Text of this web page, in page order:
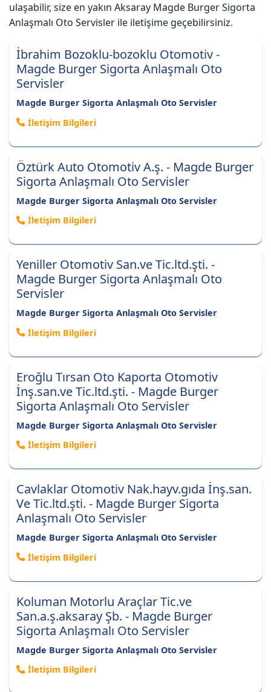
ulaşabilir, size en yakın Aksaray Magde Burger Sigorta
Anlaşmalı Oto Servisler ile iletişime geçebilirsiniz.
İbrahim Bozoklu-bozoklu Otomotiv -
Magde Burger Sigorta Anlaşmalı Oto
Servisler
Magde Burger Sigorta Anlaşmalı Oto Servisler
İletişim Bilgileri
Öztürk Auto Otomotiv A.ş. - Magde Burger
Sigorta Anlaşmalı Oto Servisler
Magde Burger Sigorta Anlaşmalı Oto Servisler
İletişim Bilgileri
Yeniller Otomotiv San.ve Tic.ltd.şti. -
Magde Burger Sigorta Anlaşmalı Oto
Servisler
Magde Burger Sigorta Anlaşmalı Oto Servisler
İletişim Bilgileri
Eroğlu Tırsan Oto Kaporta Otomotiv
İnş.san.ve Tic.ltd.şti. - Magde Burger
Sigorta Anlaşmalı Oto Servisler
Magde Burger Sigorta Anlaşmalı Oto Servisler
İletişim Bilgileri
Cavlaklar Otomotiv Nak.hayv.gıda İnş.san.
Ve Tic.ltd.şti. - Magde Burger Sigorta
Anlaşmalı Oto Servisler
Magde Burger Sigorta Anlaşmalı Oto Servisler
İletişim Bilgileri
Koluman Motorlu Araçlar Tic.ve
San.a.ş.aksaray Şb. - Magde Burger
Sigorta Anlaşmalı Oto Servisler
Magde Burger Sigorta Anlaşmalı Oto Servisler
İletişim Bilgileri